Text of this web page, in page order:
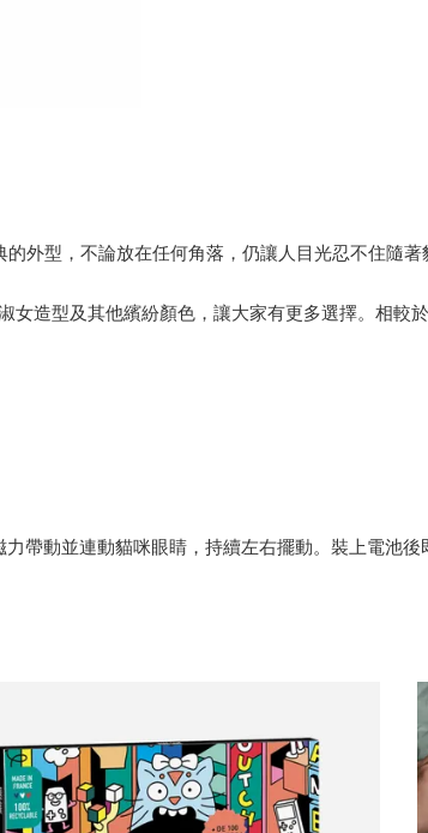
外型，不論放在任何角落，仍讓人目光忍不住隨著
女造型及其他繽紛顏色，讓大家有更多選擇。相較
帶動並連動貓咪眼睛，持續左右擺動。裝上電池後